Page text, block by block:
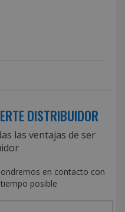
DISTRIBUIDOR
las ventajas de ser
en contacto con
posible